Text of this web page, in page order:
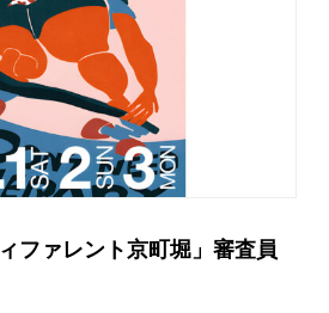
ファレント京町堀」審査員